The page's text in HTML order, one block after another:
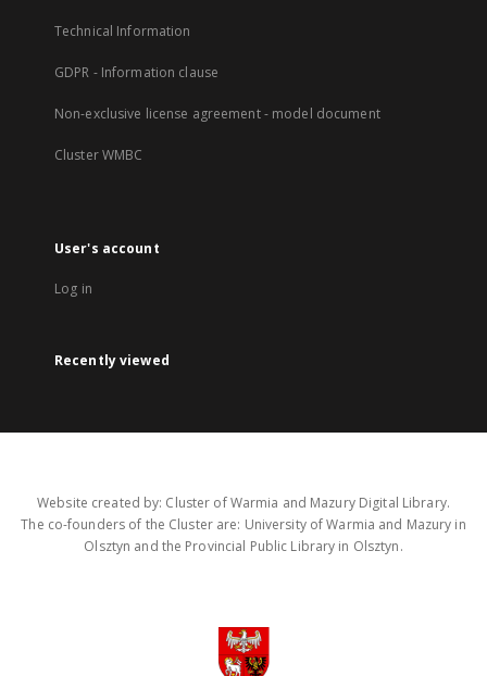
Technical Information
GDPR - Information clause
Non-exclusive license agreement - model document
Cluster WMBC
User's account
Log in
Recently viewed
Website created by: Cluster of Warmia and Mazury Digital Library.
The co-founders of the Cluster are: University of Warmia and Mazury in
Olsztyn and the Provincial Public Library in Olsztyn.